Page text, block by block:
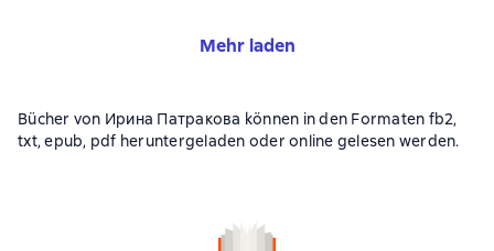
Mehr laden
Bücher von Ирина Патракова können in den Formaten fb2,
txt, epub, pdf heruntergeladen oder online gelesen werden.